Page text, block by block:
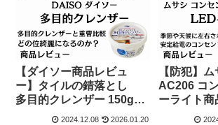
【ダイソー商品レビュ
ー】タイルの錆落とし
多目的クレンザー 150gで
落ちるのか？
2024.12.08 2026.01.20
【防犯】
AC206 コ
ーライト商